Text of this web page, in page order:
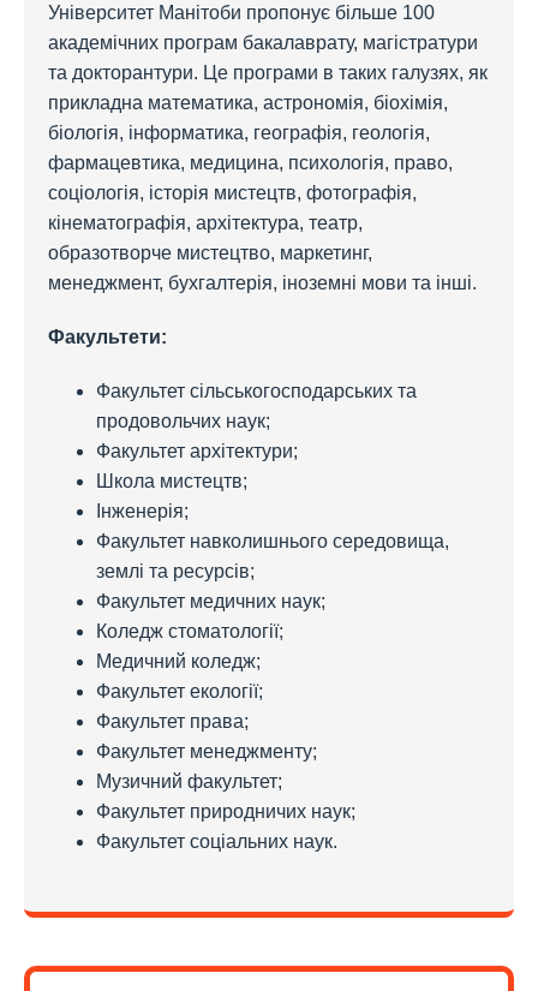
Університет Манітоби пропонує більше 100
академічних програм бакалаврату, магістратури
та докторантури. Це програми в таких галузях, як
прикладна математика, астрономія, біохімія,
біологія, інформатика, географія, геологія,
фармацевтика, медицина, психологія, право,
соціологія, історія мистецтв, фотографія,
кінематографія, архітектура, театр,
образотворче мистецтво, маркетинг,
менеджмент, бухгалтерія, іноземні мови та інші.
Факультети:
Факультет сільськогосподарських та
продовольчих наук;
Факультет архітектури;
Школа мистецтв;
Інженерія;
Факультет навколишнього середовища,
землі та ресурсів;
Факультет медичних наук;
Коледж стоматології;
Медичний коледж;
Факультет екології;
Факультет права;
Факультет менеджменту;
Музичний факультет;
Факультет природничих наук;
Факультет соціальних наук.